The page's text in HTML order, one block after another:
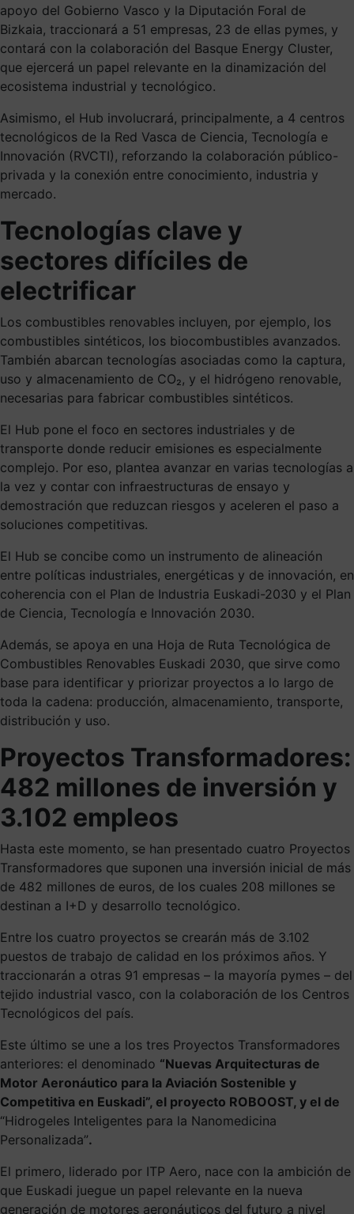
apoyo del Gobierno Vasco y la Diputación Foral de
Bizkaia, traccionará a 51 empresas, 23 de ellas pymes, y
contará con la colaboración del Basque Energy Cluster,
que ejercerá un papel relevante en la dinamización del
ecosistema industrial y tecnológico.
Asimismo, el Hub involucrará, principalmente, a 4 centros
tecnológicos de la Red Vasca de Ciencia, Tecnología e
Innovación (RVCTI), reforzando la colaboración público-
privada y la conexión entre conocimiento, industria y
mercado.
Tecnologías clave y
sectores difíciles de
electrificar
Los combustibles renovables incluyen, por ejemplo, los
combustibles sintéticos, los biocombustibles avanzados.
También abarcan tecnologías asociadas como la captura,
uso y almacenamiento de CO₂, y el hidrógeno renovable,
necesarias para fabricar combustibles sintéticos.
El Hub pone el foco en sectores industriales y de
transporte donde reducir emisiones es especialmente
complejo. Por eso, plantea avanzar en varias tecnologías a
la vez y contar con infraestructuras de ensayo y
demostración que reduzcan riesgos y aceleren el paso a
soluciones competitivas.
El Hub se concibe como un instrumento de alineación
entre políticas industriales, energéticas y de innovación, en
coherencia con el Plan de Industria Euskadi-2030 y el Plan
de Ciencia, Tecnología e Innovación 2030.
Además, se apoya en una Hoja de Ruta Tecnológica de
Combustibles Renovables Euskadi 2030, que sirve como
base para identificar y priorizar proyectos a lo largo de
toda la cadena: producción, almacenamiento, transporte,
distribución y uso.
Proyectos Transformadores:
482 millones de inversión y
3.102 empleos
Hasta este momento, se han presentado cuatro Proyectos
Transformadores que suponen una inversión inicial de más
de 482 millones de euros, de los cuales 208 millones se
destinan a I+D y desarrollo tecnológico.
Entre los cuatro proyectos se crearán más de 3.102
puestos de trabajo de calidad en los próximos años. Y
traccionarán a otras 91 empresas – la mayoría pymes – del
tejido industrial vasco, con la colaboración de los Centros
Tecnológicos del país.
Este último se une a los tres Proyectos Transformadores
anteriores: el denominado “Nuevas Arquitecturas de
Motor Aeronáutico para la Aviación Sostenible y
Competitiva en Euskadi”, el proyecto ROBOOST, y el de
“Hidrogeles Inteligentes para la Nanomedicina
Personalizada”.
El primero, liderado por ITP Aero, nace con la ambición de
que Euskadi juegue un papel relevante en la nueva
generación de motores aeronáuticos del futuro a nivel